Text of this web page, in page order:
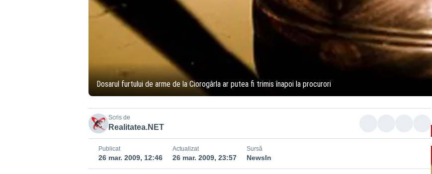
Dosarul furtului de arme de la Ciorogârla ar putea fi trimis înapoi la procurori
Scris de
Realitatea.NET
Publicat
26 mar. 2009, 12:46
Actualizat
26 mar. 2009, 23:57
Sursă
NewsIn